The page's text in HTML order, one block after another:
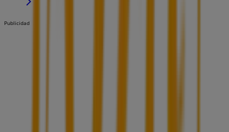
Publicidad